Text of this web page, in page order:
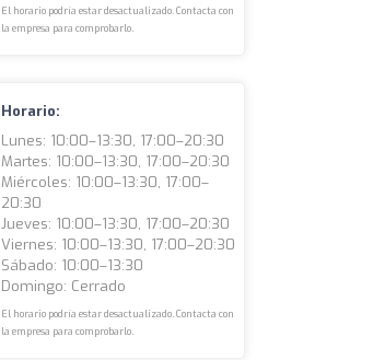
El horario podría estar desactualizado. Contacta con
la empresa para comprobarlo.
Horario:
Lunes: 10:00–13:30, 17:00–20:30
Martes: 10:00–13:30, 17:00–20:30
Miércoles: 10:00–13:30, 17:00–
20:30
Jueves: 10:00–13:30, 17:00–20:30
Viernes: 10:00–13:30, 17:00–20:30
Sábado: 10:00–13:30
Domingo: Cerrado
El horario podría estar desactualizado. Contacta con
la empresa para comprobarlo.